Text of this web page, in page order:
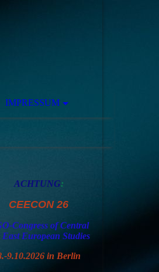
IMPRESSUM
ACHTUNG:
CEECON 26
Congress of Central
East European Studies
9.10.2026 in Berlin